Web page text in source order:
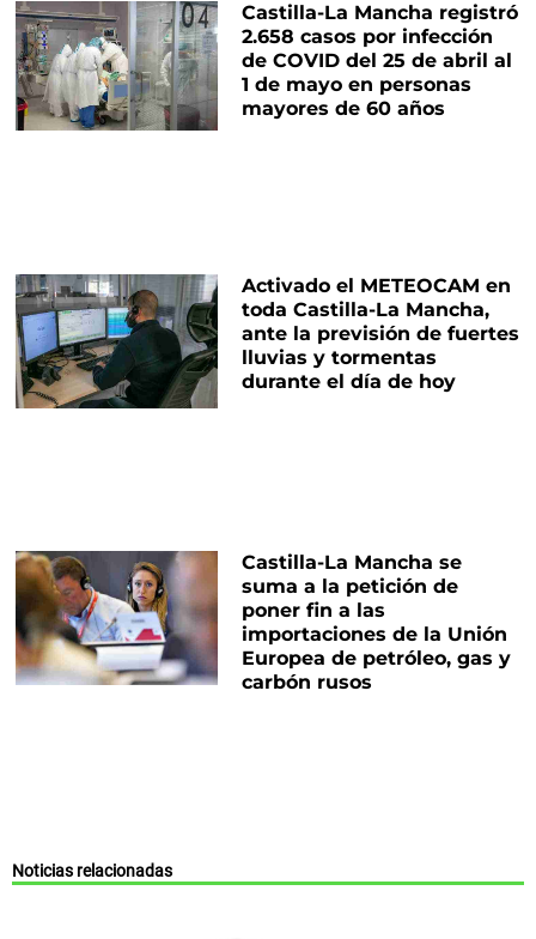
Castilla-La Mancha registró
2.658 casos por infección
de COVID del 25 de abril al
1 de mayo en personas
mayores de 60 años
Activado el METEOCAM en
toda Castilla-La Mancha,
ante la previsión de fuertes
lluvias y tormentas
durante el día de hoy
Castilla-La Mancha se
suma a la petición de
poner fin a las
importaciones de la Unión
Europea de petróleo, gas y
carbón rusos
Noticias relacionadas